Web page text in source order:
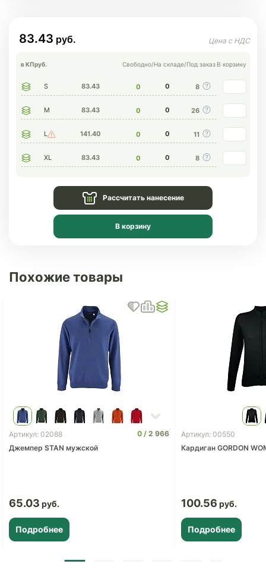
83.43
в КПруб. Свободно/На складе/Под заказ В корзину
S 83.43 0 0 8
M 83.43 0 0 26
L 141.40 0 0 11
XL 83.43 0 0 8
Рассчитать нанесение
В корзину
Похожие товары
Артикул: 02088 0
2 966
Джемпер STAN мужской
65.03
Подробнее
Артикул: 00550
Кардиган GORDON
100.56
Подробнее